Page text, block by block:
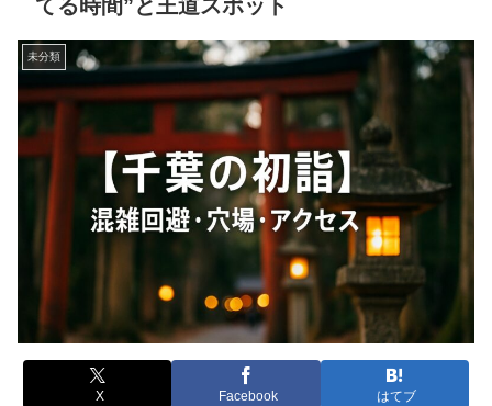
てる時間”と王道スポット
未分類
X Facebook はてブ